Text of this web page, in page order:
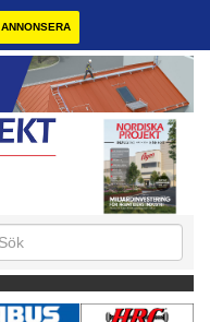
ANNONSERA